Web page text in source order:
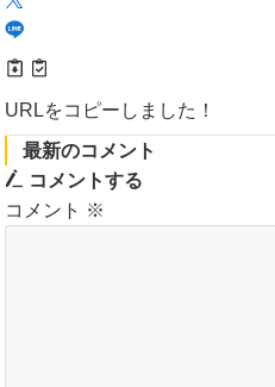
URLをコピーしました！
最新のコメント
コメントする
コメント ※